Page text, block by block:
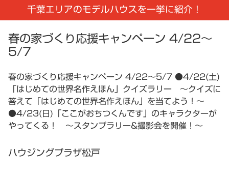
千葉エリアのモデルハウスを一挙に紹介！
春の家づくり応援キャンペーン 4/22〜
5/7
春の家づくり応援キャンペーン 4/22〜5/7 ●4/22(土)
「はじめての世界名作えほん」クイズラリー 〜クイズに
答えて「はじめての世界名作えほん」を当てよう！〜
●4/23(日)「ここがおちつくんです」のキャラクターが
やってくる！ 〜スタンプラリー&撮影会を開催！〜
ハウジングプラザ松戸